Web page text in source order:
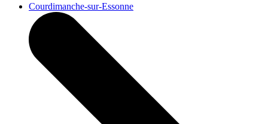
Courdimanche-sur-Essonne